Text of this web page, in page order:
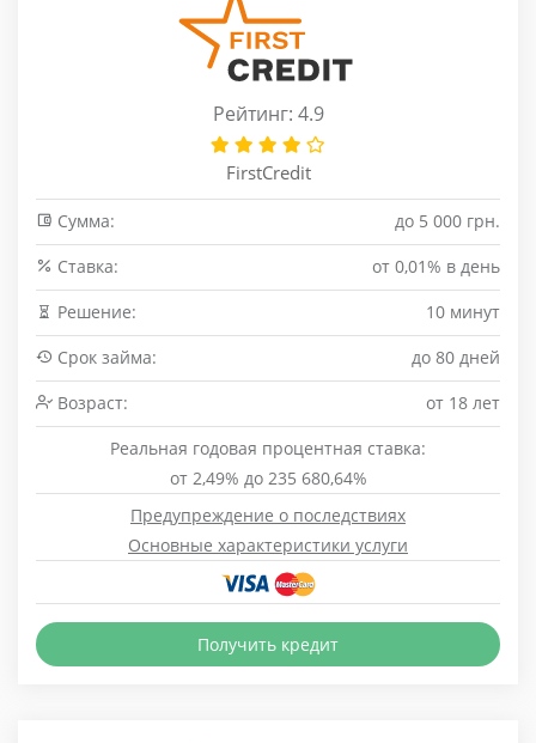
Рейтинг: 4.9
FirstCredit
Сумма:
до 5 000 грн.
Cтавка:
от 0,01% в день
Решение:
10 минут
Срок займа:
до 80 дней
Возраст:
от 18 лет
Реальная годовая процентная ставка:
от 2,49% до 235 680,64%
Предупреждение о последствиях
Основные характеристики услуги
Получить кредит